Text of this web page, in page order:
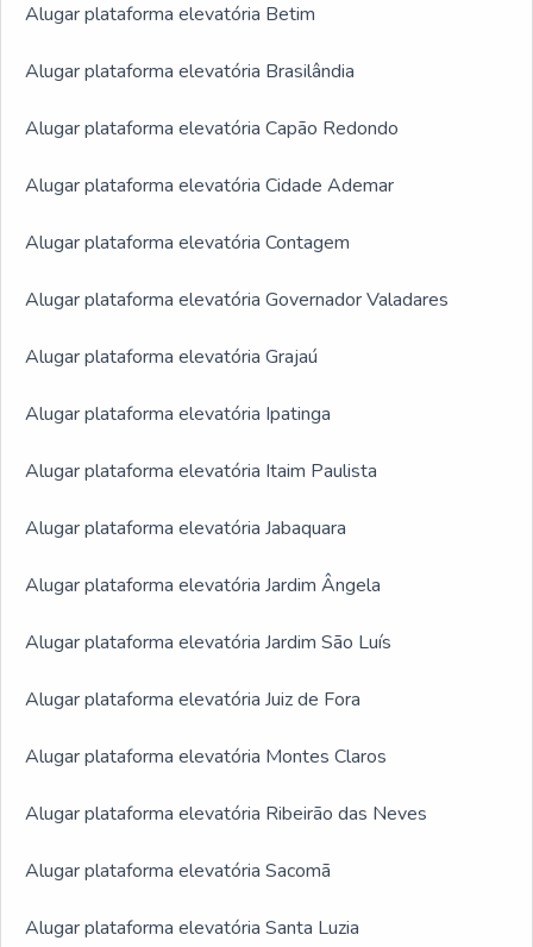
Alugar plataforma elevatória Betim
Alugar plataforma elevatória Brasilândia
Alugar plataforma elevatória Capão Redondo
Alugar plataforma elevatória Cidade Ademar
Alugar plataforma elevatória Contagem
Alugar plataforma elevatória Governador Valadares
Alugar plataforma elevatória Grajaú
Alugar plataforma elevatória Ipatinga
Alugar plataforma elevatória Itaim Paulista
Alugar plataforma elevatória Jabaquara
Alugar plataforma elevatória Jardim Ângela
Alugar plataforma elevatória Jardim São Luís
Alugar plataforma elevatória Juiz de Fora
Alugar plataforma elevatória Montes Claros
Alugar plataforma elevatória Ribeirão das Neves
Alugar plataforma elevatória Sacomã
Alugar plataforma elevatória Santa Luzia